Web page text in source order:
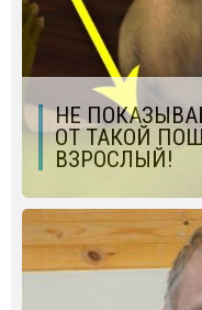
НЕ
ОТ ТАКОЙ
ВЗРОСЛЫЙ!